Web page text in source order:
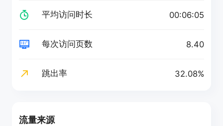
平均访问时长 00:06:05
每次访问页数 8.40
跳出率 32.08%
流量来源